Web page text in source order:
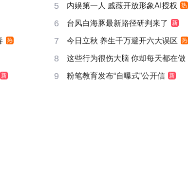
5 内娱第一人 戚薇开放形象AI授权 热
6 台风白海豚最新路径研判来了 新
热 7 今日立秋 养生千万避开六大误区 热
8 这些行为很伤大脑 你却每天都在做
新 9 粉笔教育发布“自曝式”公开信 新